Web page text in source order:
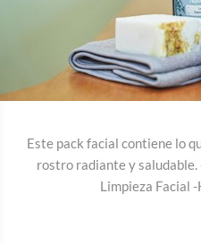
Este pack facial contiene lo
rostro radiante y saludable.
Limpieza Facial